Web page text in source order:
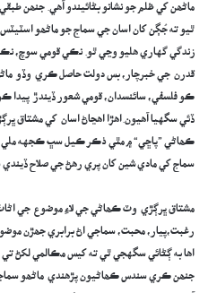
ماڻھن کي ظلم جو نشانو بڻائيندو آھي. جنھن
ٿيو ته جُڳن کان اسان جي سماج جو ماڻھو
زندگي گهاري ھليو وڃي ٿو. نڪي قومي سوچ،
قدرن جي خبرچار، بس دولت حاصل ڪري وڏو
ڪو فلسفي، سائنسدان، قومي شعور ڏيندڙ
ڏئي سگهيا آھيون.اھڙا اھڃاڻ اسان کي مشتاق
ڪھاڻي ”پاڇي“ ۾ مٿي ذڪر ڪيل سڀ ڪجهه ملي
سماج کي مادي شين کان پري رھڻ جي صلاح
مشتاق ڀرڳڙي وٽ ڪھاڻي جي لاءِ موضوع جي
رغبت،پيار، محبت، سماجي اڻ برابري جھڙن
اھا به ڳڻائي سگهجي ٿي ته کيس مڪالمي لکڻ
جنھن ڪري سندس ڪھاڻيون پڙھندي ماڻھو